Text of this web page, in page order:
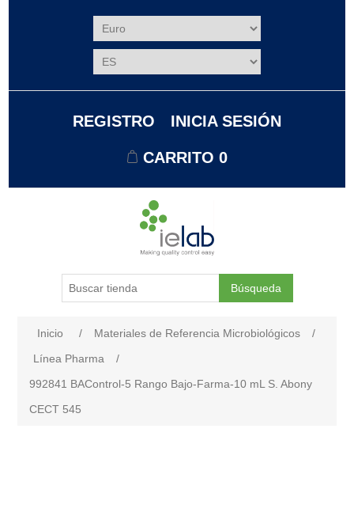
REGISTRO INICIA SESIÓN
CARRITO 0
Búsqueda
Inicio / Materiales de Referencia Microbiológicos
/
Línea Pharma
/
992841 BAControl-5 Rango Bajo-Farma-10 mL S. Abony
CECT 545